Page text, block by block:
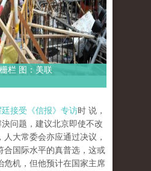
栏 图：美联
廷接受《信报》专访时 说，
问题，建议北京即使不改
大常委会亦应通过决议，
合国际水平的真普选，这或
危机，但他预计在国家主席